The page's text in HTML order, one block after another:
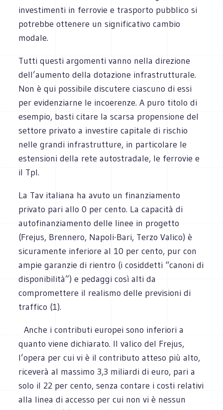
investimenti in ferrovie e trasporto pubblico si
potrebbe ottenere un significativo cambio
modale.
Tutti questi argomenti vanno nella direzione
dell’aumento della dotazione infrastrutturale.
Non è qui possibile discutere ciascuno di essi
per evidenziarne le incoerenze. A puro titolo di
esempio, basti citare la scarsa propensione del
settore privato a investire capitale di rischio
nelle grandi infrastrutture, in particolare le
estensioni della rete autostradale, le ferrovie e
il Tpl.
La Tav italiana ha avuto un finanziamento
privato pari allo 0 per cento. La capacità di
autofinanziamento delle linee in progetto
(Frejus, Brennero, Napoli-Bari, Terzo Valico) è
sicuramente inferiore al 10 per cento, pur con
ampie garanzie di rientro (i cosiddetti “canoni di
disponibilità”) e pedaggi così alti da
compromettere il realismo delle previsioni di
traffico (1).
Anche i contributi europei sono inferiori a
quanto viene dichiarato. Il valico del Frejus,
l’opera per cui vi è il contributo atteso più alto,
riceverà al massimo 3,3 miliardi di euro, pari a
solo il 22 per cento, senza contare i costi relativi
alla linea di accesso per cui non vi è nessun